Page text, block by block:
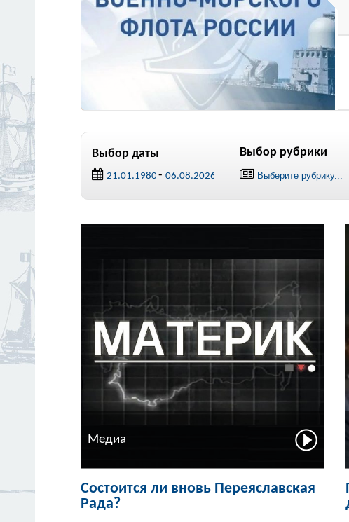
Выбор даты
-
Выбор рубрики
Медиа
Состоится ли вновь Переяславская
Рада?